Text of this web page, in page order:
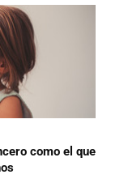
como el que